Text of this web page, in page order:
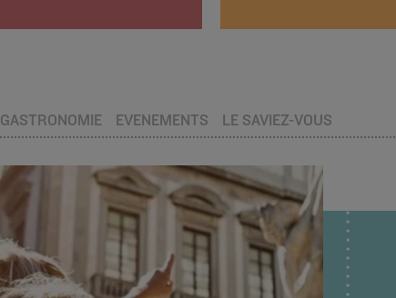
GASTRONOMIE EVENEMENTS LE SAVIEZ-VOUS